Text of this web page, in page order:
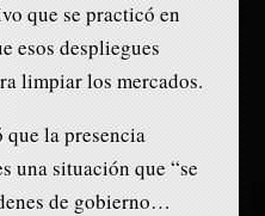
que se practicó en
esos despliegues
limpiar los mercados.
la presencia
una situación que “se
de gobierno…